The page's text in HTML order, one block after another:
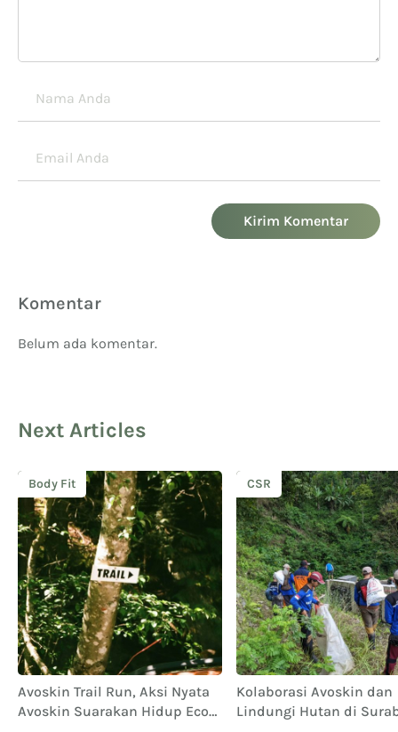
Kirim Komentar
Komentar
Belum ada komentar.
Next Articles
Body Fit
Avoskin Trail Run, Aksi Nyata
Avoskin Suarakan Hidup Eco
CSR
Kolaborasi Avoskin dan
Lindungi Hutan di